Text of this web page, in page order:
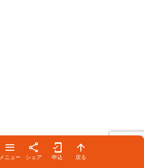
メニュー シェア 申込 戻る